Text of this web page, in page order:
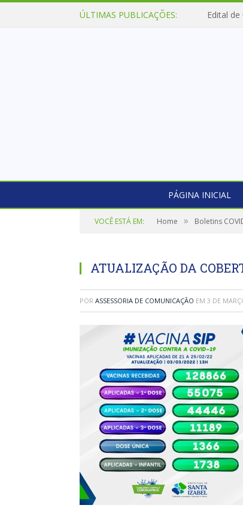
ÚLTIMAS PUBLICAÇÕES: Edital
PÁGINA INICIAL
VOCÊ ESTÁ EM: Home » Boletins
ATUALIZAÇÃO DA
POR ASSESSORIA DE COMUNICAÇÃO EM 3 DE